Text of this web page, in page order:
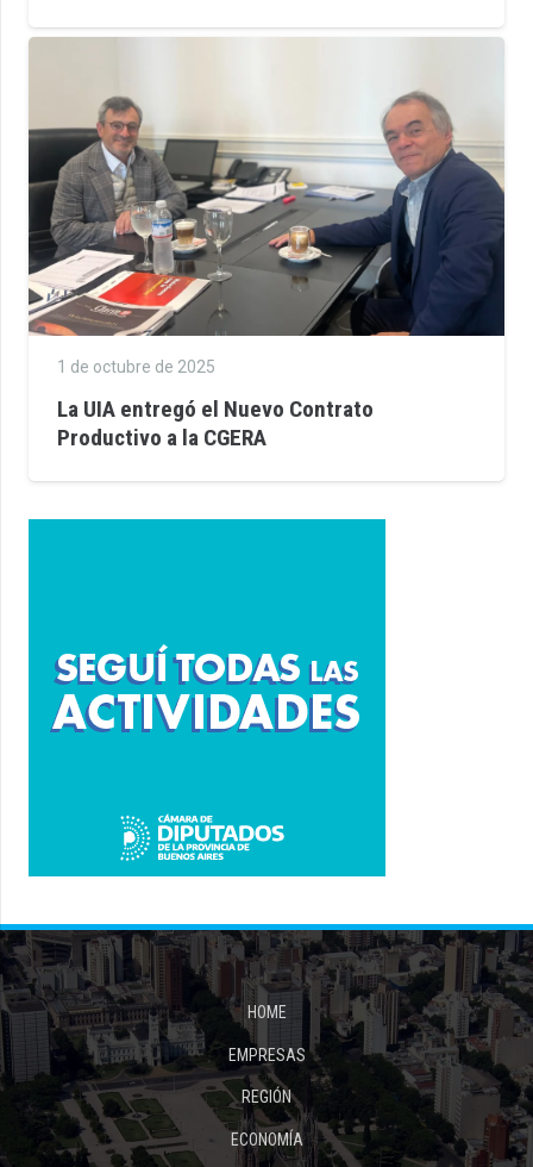
1 de octubre de 2025
La UIA entregó el Nuevo Contrato
Productivo a la CGERA
HOME
EMPRESAS
REGIÓN
ECONOMÍA